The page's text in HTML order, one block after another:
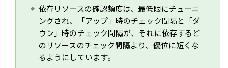
依存リソースの確認頻度は、最低限にチューニ
ングされ、「アップ」時のチェック間隔と「ダ
ウン」時のチェック間隔が、それに依存するど
のリソースのチェック間隔より、優位に短くな
るようにしています。